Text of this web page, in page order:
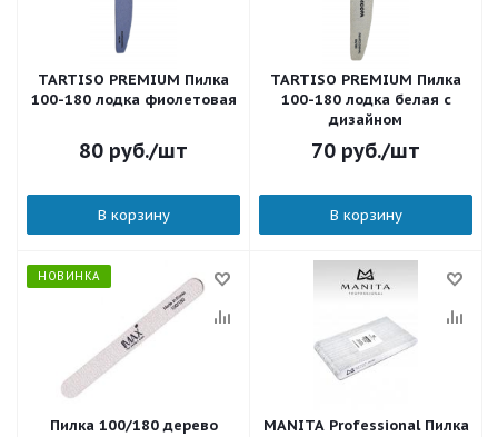
TARTISO PREMIUM Пилка
100-180 лодка фиолетовая
80 руб./шт
В корзину
TARTISO PREMIUM Пилка
100-180 лодка белая с
дизайном
70 руб./шт
В корзину
НОВИНКА
Пилка 100/180 дерево
MANITA Professional Пилка